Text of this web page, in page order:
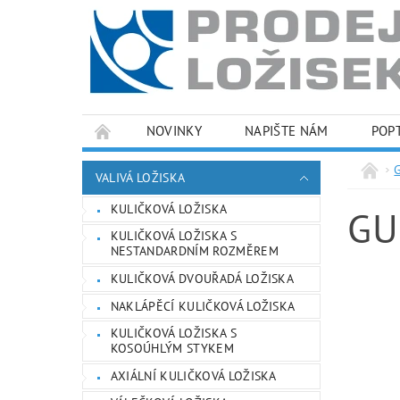
NOVINKY NAPIŠTE NÁM
PODMÍNKY OCHRANY OSOBNÍCH ÚDAJŮ
VALIVÁ LOŽISKA
KULIČKOVÁ LOŽISKA
KULIČKOVÁ LOŽISKA S
NESTANDARDNÍM ROZMĚREM
KULIČKOVÁ DVOUŘADÁ LOŽISKA
NAKLÁPĚCÍ KULIČKOVÁ LOŽISKA
KULIČKOVÁ LOŽISKA S
KOSOÚHLÝM STYKEM
AXIÁLNÍ KULIČKOVÁ LOŽISKA